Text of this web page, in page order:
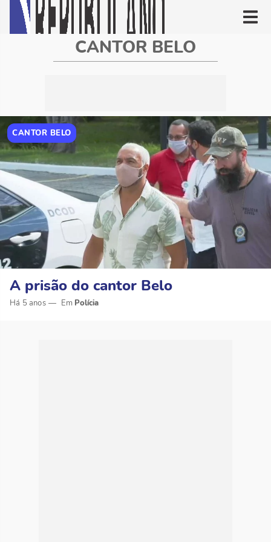
CANTOR BELO
CANTOR BELO
A prisão do cantor Belo
Há 5 anos Polícia